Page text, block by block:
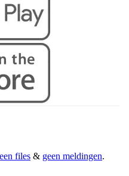
files & geen meldingen.